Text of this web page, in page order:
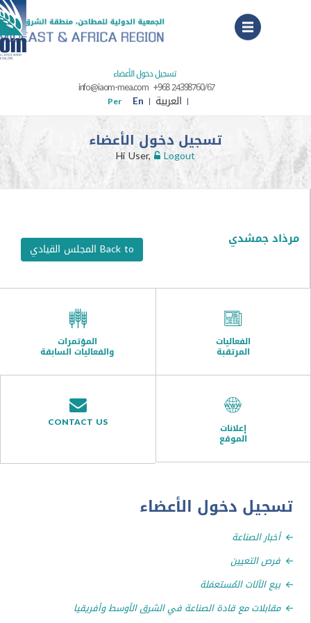
تسجيل دخول الأعضاء
info@iaom-mea.com +968 24398760/67
En
Per
تسجيل دخول الأعضاء
Hi User,
جمشدي
والفعاليات السابقة
CONTACT US
دخول الأعضاء
الصناعة
المُستعمَلة
مع قادة الصناعة في الشرق الأوسط وأفريقيا
Menu